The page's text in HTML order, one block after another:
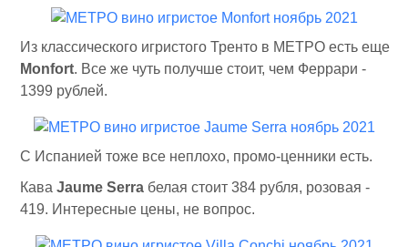
Из классического игристого Тренто в МЕТРО есть еще
Monfort. Все же чуть получше стоит, чем Феррари -
1399 рублей.
C Испанией тоже все неплохо, промо-ценники есть.
Кава Jaume Serra белая стоит 384 рубля, розовая -
419. Интересные цены, не вопрос.